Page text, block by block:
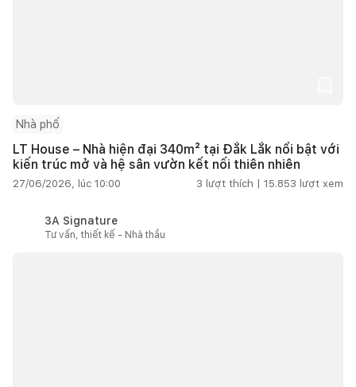
Nhà phố
LT House – Nhà hiện đại 340m² tại Đắk Lắk nổi bật với
kiến trúc mở và hệ sân vườn kết nối thiên nhiên
27/06/2026, lúc 10:00 3 lượt thích | 15.853 lượt xem
3A Signature
Tư vấn, thiết kế - Nhà thầu